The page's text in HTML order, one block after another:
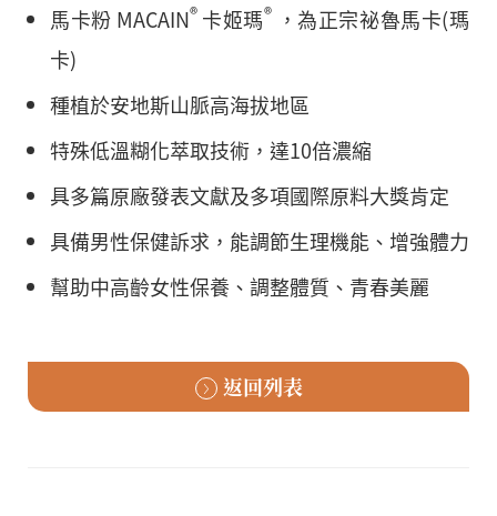
馬卡粉 MACAIN® 卡姬瑪®，為正宗祕魯馬卡(瑪
卡)
種植於安地斯山脈高海拔地區
特殊低溫糊化萃取技術，達10倍濃縮
具多篇原廠發表文獻及多項國際原料大獎肯定
具備男性保健訴求，能調節生理機能、增強體力
幫助中高齡女性保養、調整體質、青春美麗
返回列表